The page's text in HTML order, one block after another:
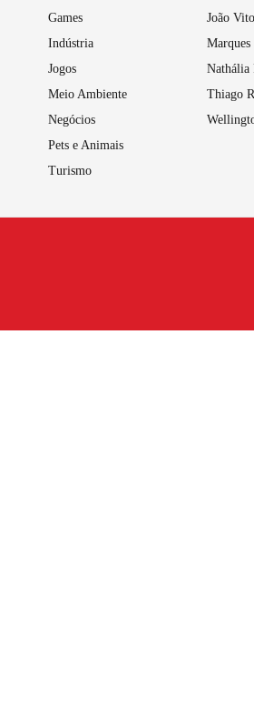
Games
Indústria
Jogos
Meio Ambiente
Negócios
Pets e Animais
Turismo
João
Marques
Nathália
Thiago